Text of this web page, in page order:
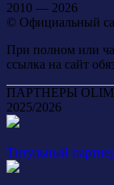
2010 — 2026
© Официальный
При полном или
ссылка на сайт
ПАРТНЕРЫ
2025/2026
Титульный